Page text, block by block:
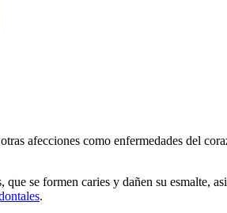
afecciones como enfermedades del
se formen caries y dañen su esmalte,
.